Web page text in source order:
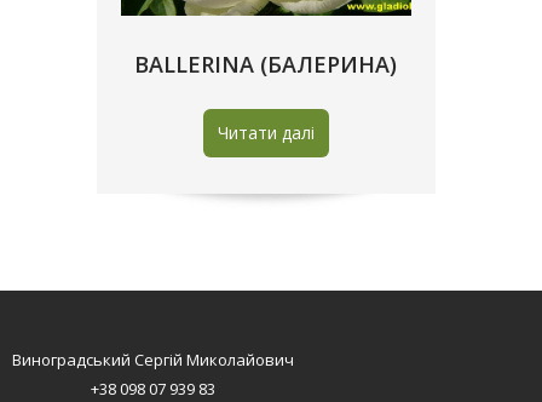
BALLERINA (БАЛЕРИНА)
Читати далі
Виноградський Сергій Миколайович
+38 098 07 939 83